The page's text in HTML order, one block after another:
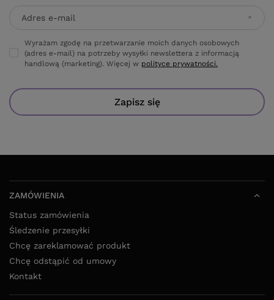
Adres e-mail
Wyrażam zgodę na przetwarzanie moich danych osobowych
(adres e-mail) na potrzeby wysyłki newslettera z informacją
handlową (marketing). Więcej w polityce prywatności.
Zapisz się
ZAMÓWIENIA
Status zamówienia
Śledzenie przesyłki
Chcę zareklamować produkt
Chcę odstąpić od umowy
Kontakt